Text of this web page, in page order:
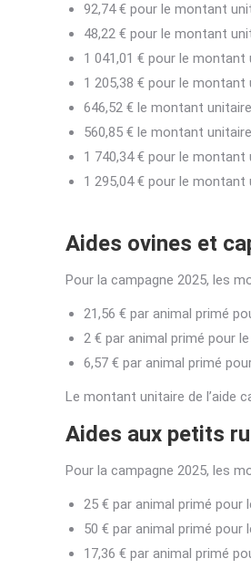
92,74 € pour le montant
48,22 € pour le montant
1 041,01 € pour le montant
1 205,38 € pour le
646,52 € le montant
560,85 € le montant
1 740,34 € pour le montant
1 295,04 € pour le montant
Aides ovines et
Pour la campagne 2025, les
21,56 € par animal primé
2 € par animal primé pour
6,57 € par animal primé
Le montant unitaire de l’aide
Aides aux petits
Pour la campagne 2025, les
25 € par animal primé
50 € par animal primé
17,36 € par animal primé